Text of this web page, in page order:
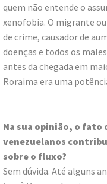
quem não entende o
xenofobia. O migrante
de crime, causador de
doenças e todos os
antes da chegada em
Roraima era uma
Na sua opinião, o fato
venezuelanos
sobre o fluxo?
Sem dúvida. Até alguns